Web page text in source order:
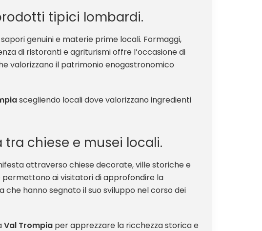
tipici lombardi.
genuini e materie prime locali. Formaggi,
di ristoranti e agriturismi offre l’occasione di
valorizzano il patrimonio enogastronomico
scegliendo locali dove valorizzano ingredienti
chiese e musei locali.
attraverso chiese decorate, ville storiche e
permettono ai visitatori di approfondire la
che hanno segnato il suo sviluppo nel corso dei
Val Trompia per apprezzare la ricchezza storica e